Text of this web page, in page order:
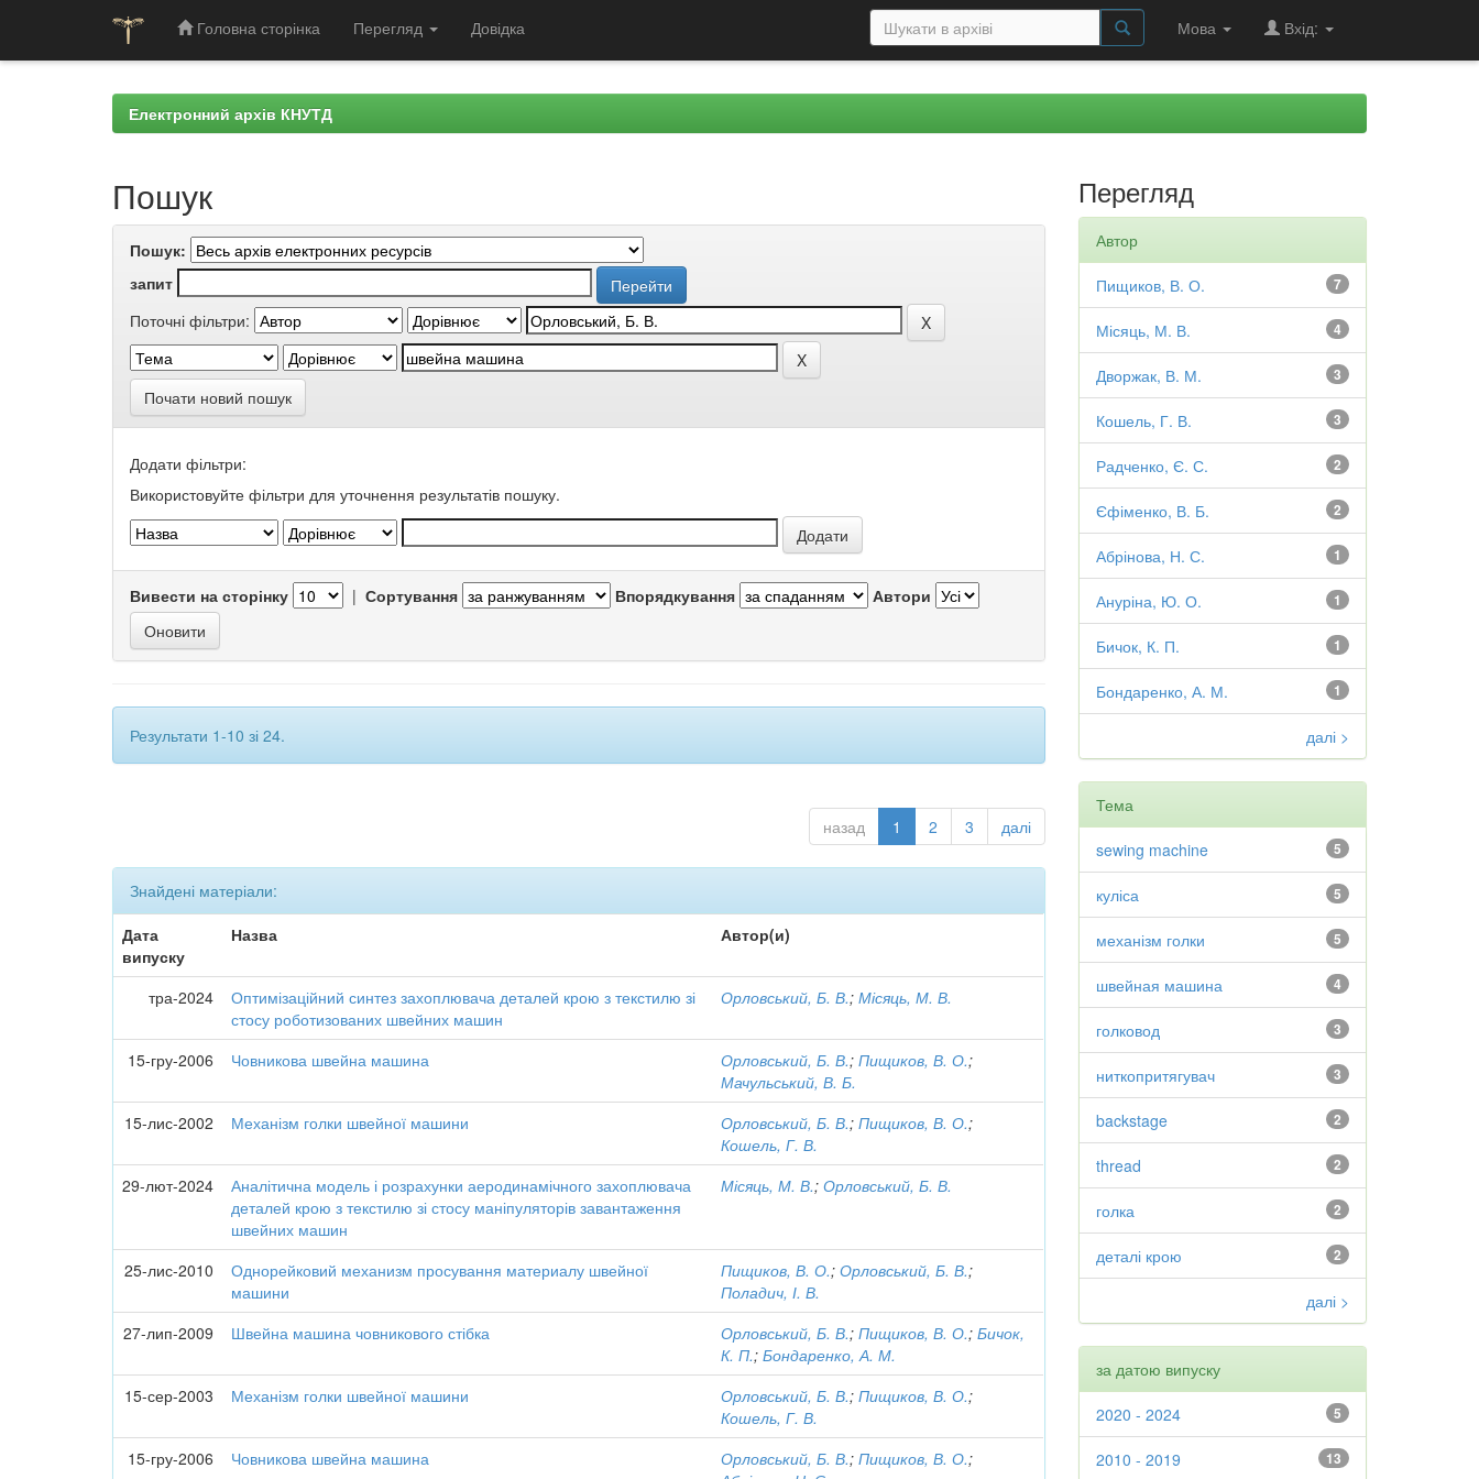
Головна сторінка Перегляд Довідка Мова Вхід:
Електронний архів КНУТД
Пошук
Пошук:
запит
Поточні фільтри:
Почати новий пошук
Додати фільтри:
Використовуйте фільтри для уточнення результатів пошуку.
Вивести на сторінку | Сортування Впорядкування Автори
Результати 1-10 зі 24.
назад 1 2 3 далі
Знайдені матеріали:
Дата
випуску
Назва Автор(и)
тра-2024
Оптимізаційний синтез захоплювача деталей крою з текстилю зі
стосу роботизованих швейних машин
Орловський, Б. В.;Місяць, М. В.
15-гру-2006 Човникова швейна машина Орловський, Б. В.;Пищиков, В. О.;
Мачульський, В. Б.
15-лис-2002
Механізм голки швейної машини Орловський, Б. В.;Пищиков, В. О.;
Кошель, Г. В.
29-лют-2024
Аналітична модель і розрахунки аеродинамічного захоплювача
деталей крою з текстилю зі стосу маніпуляторів завантаження
швейних машин
Місяць, М. В.;Орловський, Б. В.
25-лис-2010
Однорейковий механизм просування материалу швейної
машини
Пищиков, В. О.;Орловський, Б. В.;
Поладич, І. В.
27-лип-2009
Швейна машина човникового стібка Орловський, Б. В.;Пищиков, В. О.;Бичок,
К. П.;Бондаренко, А. М.
15-сер-2003
Механізм голки швейної машини Орловський, Б. В.;Пищиков, В. О.;
Кошель, Г. В.
15-гру-2006
Човникова швейна машина Орловський, Б. В.;Пищиков, В. О.;
Перегляд
Автор
7
Пищиков, В. О.
4
Місяць, М. В.
3
Дворжак, В. М.
3
Кошель, Г. В.
2
Радченко, Є. С.
2
Єфіменко, В. Б.
1
Абрінова, Н. С.
1
Ануріна, Ю. О.
1
Бичок, К. П.
1
Бондаренко, А. М.
далі >
Тема
5
sewing machine
5
куліса
5
механізм голки
4
швейная машина
3
голковод
3
ниткопритягувач
2
backstage
2
thread
2
голка
2
деталі крою
далі >
за датою випуску
5
2020 - 2024
13
2010 - 2019